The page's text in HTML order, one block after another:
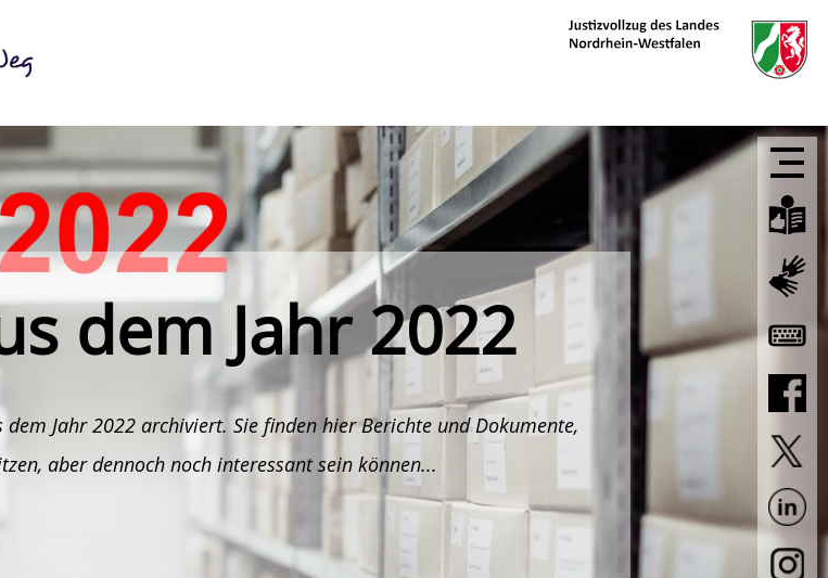
dem Jahr 2022
Jahr 2022 archiviert. Sie finden hier Berichte und Dokumente,
aber dennoch noch interessant sein können...